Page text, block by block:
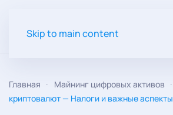
Skip to main content
Главная Майнинг цифровых активов
криптовалют — Налоги и важные аспекты